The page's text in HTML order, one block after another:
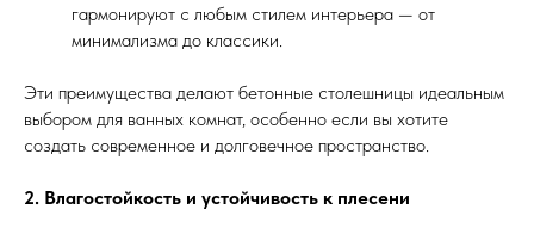
гармонируют с любым стилем интерьера — от
минимализма до классики.
Эти преимущества делают бетонные столешницы идеальным
выбором для ванных комнат, особенно если вы хотите
создать современное и долговечное пространство.
2. Влагостойкость и устойчивость к плесени